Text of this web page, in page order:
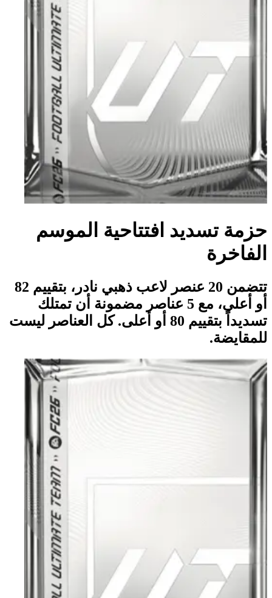
حزمة تسديد افتتاحية الموسم
الفاخرة
تتضمن 20 عنصر لاعب ذهبي نادر، بتقييم 82
أو أعلى، مع 5 عناصر مضمونة أن تمتلك
تسديداً بتقييم 80 أو أعلى. كل العناصر ليست
للمقايضة.